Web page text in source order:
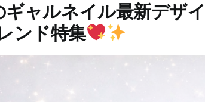
ギャルネイル最新デザ
ンド特集